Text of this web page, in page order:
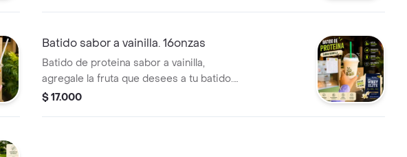
Batido sabor a vainilla. 16onzas
Batido de proteina sabor a vainilla,
agregale la fruta que desees a tu batido.
16 OZr
$ 17.000